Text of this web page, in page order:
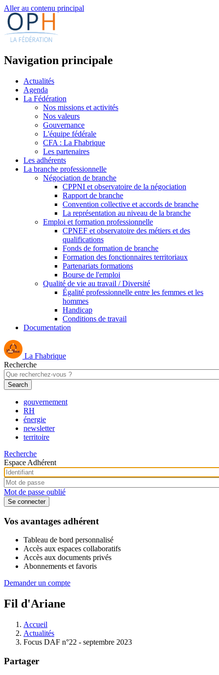
Aller au contenu principal
Navigation principale
Actualités
Agenda
La Fédération
Nos missions et activités
Nos valeurs
Gouvernance
L'équipe fédérale
CFA : La Fhabrique
Les partenaires
Les adhérents
La branche professionnelle
Négociation de branche
CPPNI et observatoire de la négociation
Rapport de branche
Convention collective et accords de branche
La représentation au niveau de la branche
Emploi et formation professionnelle
CPNEF et observatoire des métiers et des
qualifications
Fonds de formation de branche
Formation des fonctionnaires territoriaux
Partenariats formations
Bourse de l'emploi
Qualité de vie au travail / Diversité
Égalité professionnelle entre les femmes et les
hommes
Handicap
Conditions de travail
Documentation
La Fhabrique
Recherche
gouvernement
RH
énergie
newsletter
territoire
Recherche
Espace Adhérent
Mot de passe oublié
Vos avantages adhérent
Tableau de bord personnalisé
Accès aux espaces collaboratifs
Accès aux documents privés
Abonnements et favoris
Demander un compte
Fil d'Ariane
Accueil
Actualités
Focus DAF n°22 - septembre 2023
Partager